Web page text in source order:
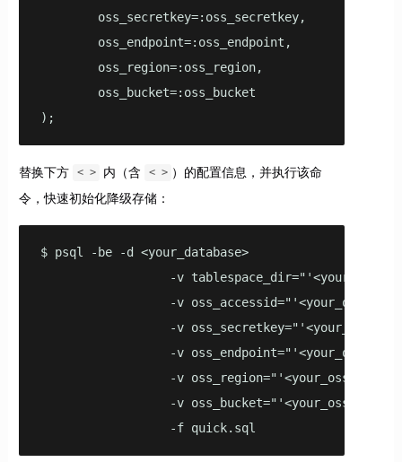
        oss_secretkey=:oss_secretkey,
        oss_endpoint=:oss_endpoint,
        oss_region=:oss_region,
        oss_bucket=:oss_bucket
);
替换下方 < > 内（含 < > ）的配置信息，并执行该命
令，快速初始化降级存储：
$ psql -be -d <your_database>
-v
-v
-v
-v
-v
-v
                  -f quick.sql